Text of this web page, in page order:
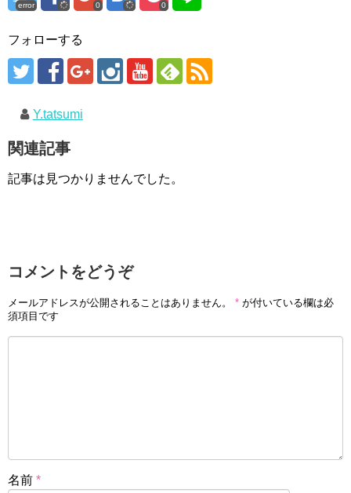
error 0 0
フォローする
Y.tatsumi
関連記事
記事は見つかりませんでした。
コメントをどうぞ
メールアドレスが公開されることはありません。 * が付いている欄は必
須項目です
名前 *